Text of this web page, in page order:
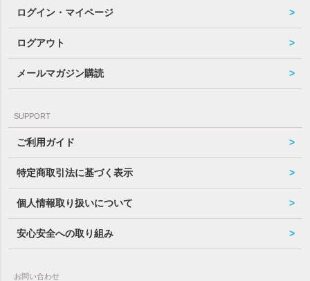
ログイン・マイページ
ログアウト
メールマガジン購読
SUPPORT
ご利用ガイド
特定商取引法に基づく表示
個人情報取り扱いについて
安心安全への取り組み
お問い合わせ